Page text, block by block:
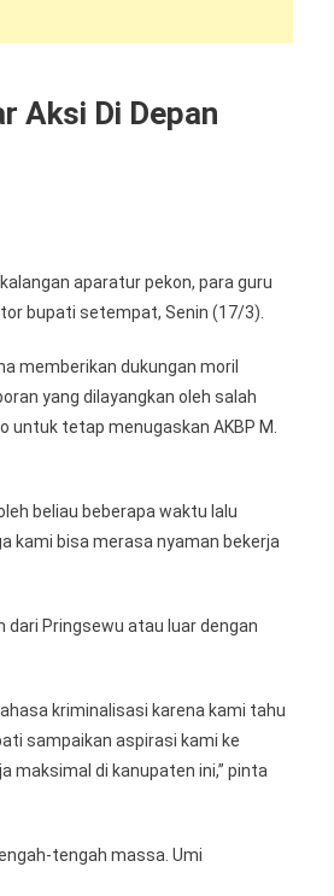
Aksi Di Depan
aparatur pekon, para guru
bupati setempat, Senin (17/3).
memberikan dukungan moril
yang dilayangkan oleh salah
tetap menugaskan AKBP M.
beliau beberapa waktu lalu
kami bisa merasa nyaman bekerja
Pringsewu atau luar dengan
kriminalisasi karena kami tahu
sampaikan aspirasi kami ke
maksimal di kanupaten ini,” pinta
tengah massa. Umi